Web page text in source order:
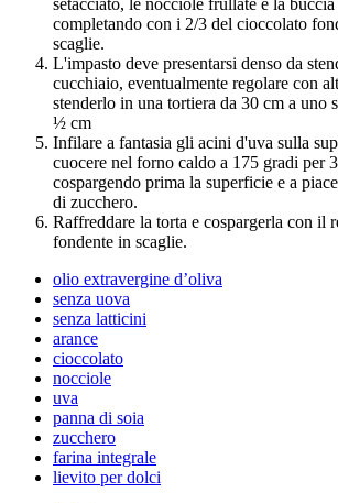
completando con i 2/3 del cioccolato
scaglie.
L'impasto deve presentarsi denso da
cucchiaio, eventualmente regolare con
stenderlo in una tortiera da 30 cm a uno
½ cm
Infilare a fantasia gli acini d'uva sulla
cuocere nel forno caldo a 175 gradi per
cospargendo prima la superficie e a
di zucchero.
Raffreddare la torta e cospargerla con il
fondente in scaglie.
olio extravergine d’oliva
senza uova
senza latticini
arance
cioccolato
nocciole
uva
panna di soia
zucchero
farina integrale
lievito per dolci